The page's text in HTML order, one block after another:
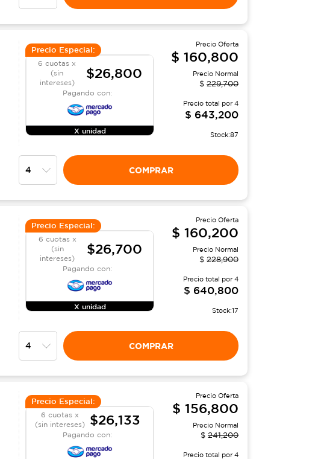
Precio Especial:
6 cuotas x
(sin
intereses)
$26,800
Pagando con:
X unidad
Precio Oferta
$ 160,800
Precio Normal
$ 229,700
Precio total por4
$ 643,200
Stock:87
COMPRAR
Precio Especial:
6 cuotas x
(sin
intereses)
$26,700
Pagando con:
X unidad
Precio Oferta
$ 160,200
Precio Normal
$ 228,900
Precio total por4
$ 640,800
Stock:17
COMPRAR
Precio Especial:
6 cuotas x
(sin intereses)
$26,133
Pagando con:
Precio Oferta
$ 156,800
Precio Normal
$ 241,200
Precio total por4